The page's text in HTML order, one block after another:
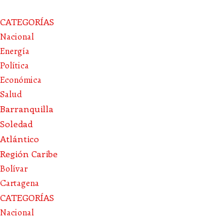
CATEGORÍAS
Nacional
Energía
Política
Económica
Salud
Barranquilla
Soledad
Atlántico
Región Caribe
Bolívar
Cartagena
CATEGORÍAS
Nacional